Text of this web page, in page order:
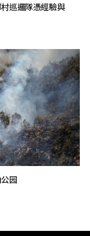
巡邏隊憑經驗與
园